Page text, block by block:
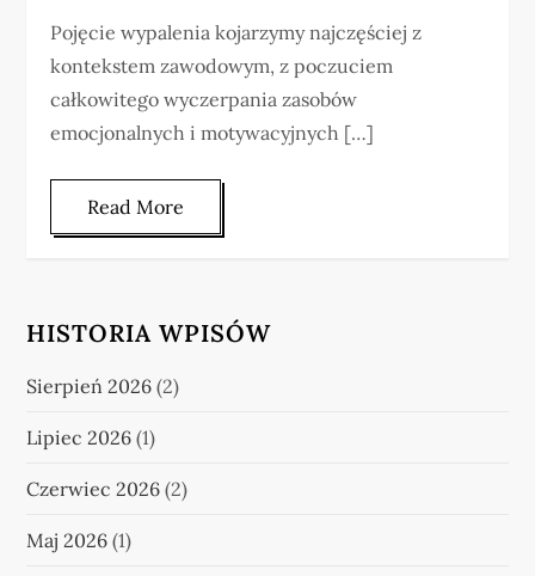
Pojęcie wypalenia kojarzymy najczęściej z
kontekstem zawodowym, z poczuciem
całkowitego wyczerpania zasobów
emocjonalnych i motywacyjnych […]
Read More
HISTORIA WPISÓW
Sierpień 2026 (2)
Lipiec 2026 (1)
Czerwiec 2026 (2)
Maj 2026 (1)